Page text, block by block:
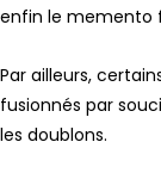
enfin le memento
Par ailleurs,
fusionnés par
les doublons.